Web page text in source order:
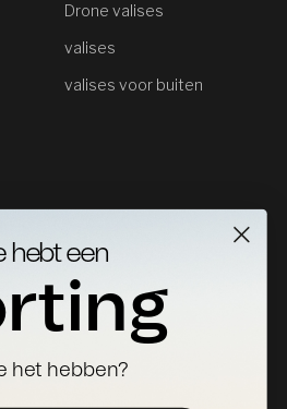
Drone valises
valises
valises voor buiten
hebt een
het hebben?